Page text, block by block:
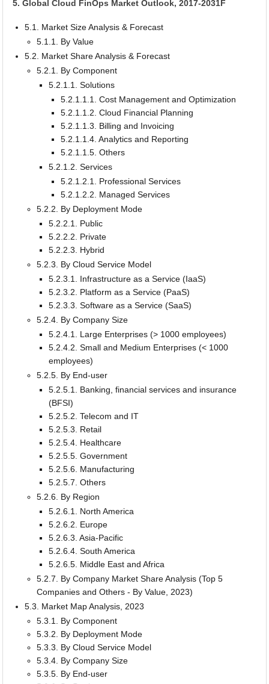
5. Global Cloud FinOps Market Outlook, 2017-2031F
5.1. Market Size Analysis & Forecast
5.1.1. By Value
5.2. Market Share Analysis & Forecast
5.2.1. By Component
5.2.1.1. Solutions
5.2.1.1.1. Cost Management and Optimization
5.2.1.1.2. Cloud Financial Planning
5.2.1.1.3. Billing and Invoicing
5.2.1.1.4. Analytics and Reporting
5.2.1.1.5. Others
5.2.1.2. Services
5.2.1.2.1. Professional Services
5.2.1.2.2. Managed Services
5.2.2. By Deployment Mode
5.2.2.1. Public
5.2.2.2. Private
5.2.2.3. Hybrid
5.2.3. By Cloud Service Model
5.2.3.1. Infrastructure as a Service (IaaS)
5.2.3.2. Platform as a Service (PaaS)
5.2.3.3. Software as a Service (SaaS)
5.2.4. By Company Size
5.2.4.1. Large Enterprises (> 1000 employees)
5.2.4.2. Small and Medium Enterprises (< 1000
employees)
5.2.5. By End-user
5.2.5.1. Banking, financial services and insurance
(BFSI)
5.2.5.2. Telecom and IT
5.2.5.3. Retail
5.2.5.4. Healthcare
5.2.5.5. Government
5.2.5.6. Manufacturing
5.2.5.7. Others
5.2.6. By Region
5.2.6.1. North America
5.2.6.2. Europe
5.2.6.3. Asia-Pacific
5.2.6.4. South America
5.2.6.5. Middle East and Africa
5.2.7. By Company Market Share Analysis (Top 5
Companies and Others - By Value, 2023)
5.3. Market Map Analysis, 2023
5.3.1. By Component
5.3.2. By Deployment Mode
5.3.3. By Cloud Service Model
5.3.4. By Company Size
5.3.5. By End-user